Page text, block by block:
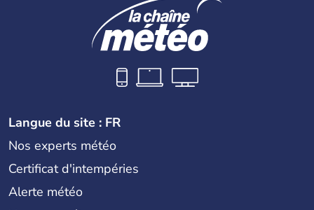
Langue du site : FR
Nos experts météo
Certificat d'intempéries
Alerte météo